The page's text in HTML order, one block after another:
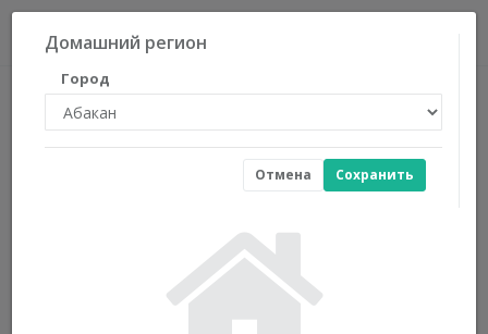
Домашний регион
Город
Сохранить
Отмена